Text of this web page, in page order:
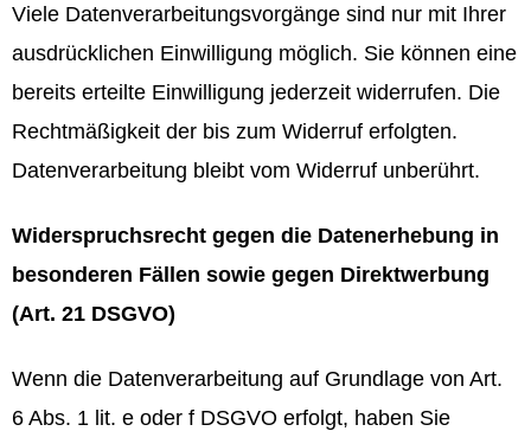
Viele Datenverarbeitungsvorgänge sind nur mit Ihrer
ausdrücklichen Einwilligung möglich. Sie können eine
bereits erteilte Einwilligung jederzeit widerrufen. Die
Rechtmäßigkeit der bis zum Widerruf erfolgten.
Datenverarbeitung bleibt vom Widerruf unberührt.
Widerspruchsrecht gegen die Datenerhebung in
besonderen Fällen sowie gegen Direktwerbung
(Art. 21 DSGVO)
Wenn die Datenverarbeitung auf Grundlage von Art.
6 Abs. 1 lit. e oder f DSGVO erfolgt, haben Sie